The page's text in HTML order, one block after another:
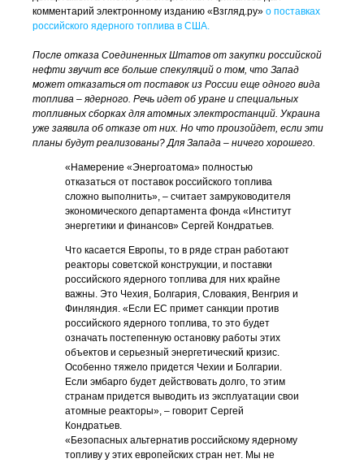
комментарий электронному изданию «Взгляд.ру» о поставках
российского ядерного топлива в США.
После отказа Соединенных Штатов от закупки российской
нефти звучит все больше спекуляций о том, что Запад
может отказаться от поставок из России еще одного вида
топлива – ядерного. Речь идет об уране и специальных
топливных сборках для атомных электростанций. Украина
уже заявила об отказе от них. Но что произойдет, если эти
планы будут реализованы? Для Запада – ничего хорошего.
«Намерение «Энергоатома» полностью
отказаться от поставок российского топлива
сложно выполнить», – считает замруководителя
экономического департамента фонда «Институт
энергетики и финансов» Сергей Кондратьев.
Что касается Европы, то в ряде стран работают
реакторы советской конструкции, и поставки
российского ядерного топлива для них крайне
важны. Это Чехия, Болгария, Словакия, Венгрия и
Финляндия. «Если ЕС примет санкции против
российского ядерного топлива, то это будет
означать постепенную остановку работы этих
объектов и серьезный энергетический кризис.
Особенно тяжело придется Чехии и Болгарии.
Если эмбарго будет действовать долго, то этим
странам придется выводить из эксплуатации свои
атомные реакторы», – говорит Сергей
Кондратьев.
«Безопасных альтернатив российскому ядерному
топливу у этих европейских стран нет. Мы не